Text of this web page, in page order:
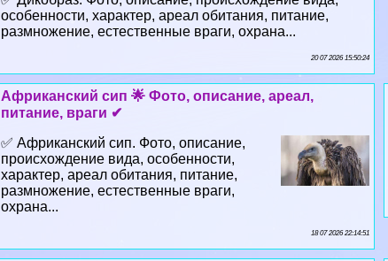
особенности, хаpaктер, ареал обитания, питание,
размножение, естественные враги, охрана...
20 07 2026 15:50:24
Африканский сип 🌟 Фото, описание, ареал,
питание, враги ✔
✅ Африканский сип. Фото, описание,
происхождение вида, особенности,
хаpaктер, ареал обитания, питание,
размножение, естественные враги,
охрана...
18 07 2026 22:14:51